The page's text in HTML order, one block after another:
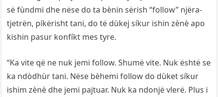
së fùndmi dhe nëse do ta bènin sërish “follow” njëra-
tjetrën, píkërisht tani, do të dùkej síkur ishin zènè apo
kishin pasur konfíkt mes tyre.
“Ka vite që ne nuk jemi follow. Shumë vite. Nuk është se
ka ndòdhùr tani. Nëse bèhemi follow do dùket síkur
ishim zènè dhe jemi pajtuar. Nuk ka ndonjë vlerë. Plus i